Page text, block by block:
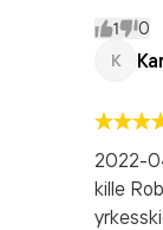
1 0
K
2022-
kille